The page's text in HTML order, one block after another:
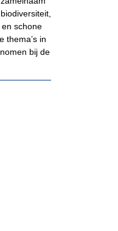
schone
thema’s in
bij de